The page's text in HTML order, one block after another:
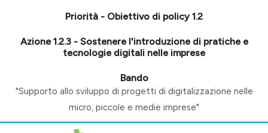
Priorità - Obiettivo di policy 1.2
Azione 1.2.3 - Sostenere l'introduzione di pratiche e
tecnologie digitali nelle imprese
Bando
"Supporto allo sviluppo di progetti di digitalizzazione nelle
micro, piccole e medie imprese"